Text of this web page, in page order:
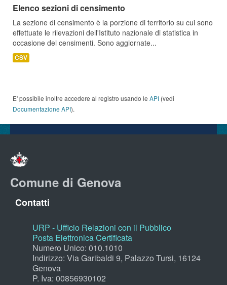
Elenco sezioni di censimento
La sezione di censimento è la porzione di territorio su cui sono
effettuate le rilevazioni dell'Istituto nazionale di statistica in
occasione dei censimenti. Sono aggiornate...
CSV
E' possibile inoltre accedere al registro usando le API (vedi
Documentazione API).
Comune di Genova
Contatti
URP - Ufficio Relazioni con il Pubblico
Posta Elettronica Certificata
Numero Unico: 010.1010
Indirizzo: Via Garibaldi 9, Palazzo Tursi, 16124
Genova
P. Iva: 00856930102